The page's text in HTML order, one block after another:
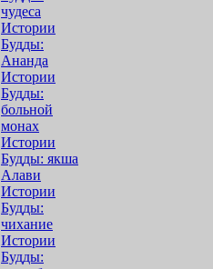
чудеса
Истории
Будды:
Ананда
Истории
Будды:
больной
монах
Истории
Будды: якша
Алави
Истории
Будды:
чихание
Истории
Будды: